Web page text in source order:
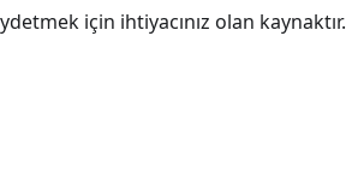
için ihtiyacınız olan kaynaktır.